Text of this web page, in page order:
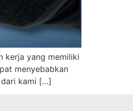
kerja yang memiliki
menyebabkan
dari kami […]